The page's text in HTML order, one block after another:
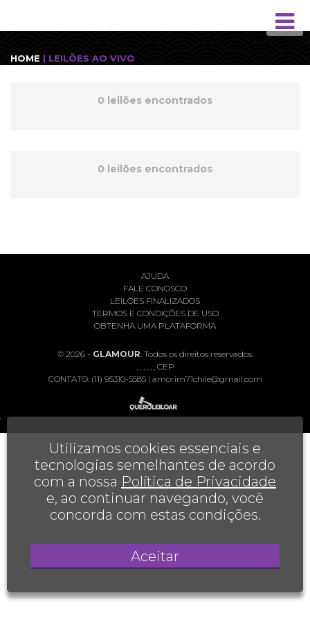
HOME | LEILÕES AO VIVO
0 leilões encontrados
0 leilões encontrados
AJUDA
FALE CONOSCO
LEILÕES FINALIZADOS
TERMOS E CONDIÇÕES DE USO
OBTENHA UMA PLATAFORMA
© 2026 - GLAMOUR. Todos os direitos reservados.
, , , , , , CEP
CONTATO: (11) 95310-5585 | amorim71chile@gmail.com
Utilizamos cookies essenciais e
tecnologias semelhantes de acordo
com a nossa Política de Privacidade
e, ao continuar navegando, você
concorda com estas condições.
Aceitar